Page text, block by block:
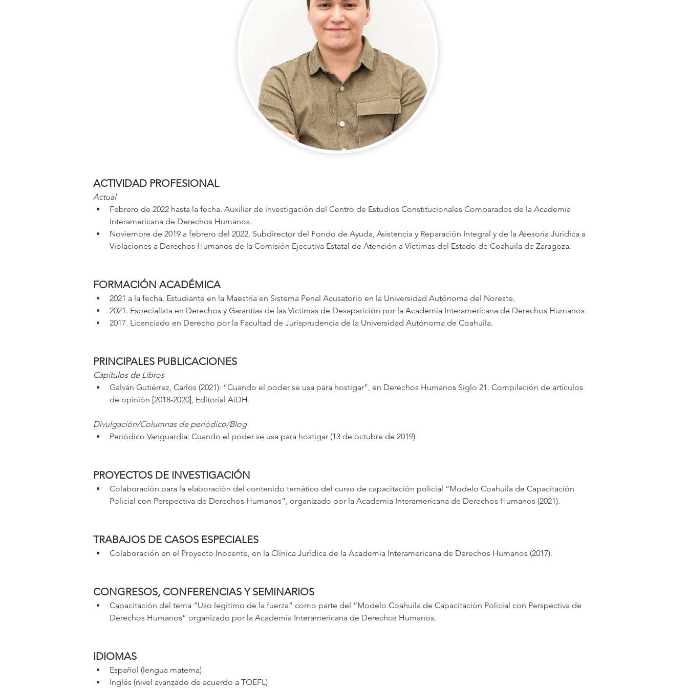
ACTIVIDAD PROFESIONAL
Actual
Febrero de 2022 hasta la fecha. Auxiliar de investigación del Centro de Estudios Constitucionales Comparados de la Academia
Interamericana de Derechos Humanos.
Noviembre de 2019 a febrero del 2022. Subdirector del Fondo de Ayuda, Asistencia y Reparación Integral y de la Asesoría Jurídica a
Violaciones a Derechos Humanos de la Comisión Ejecutiva Estatal de Atención a Víctimas del Estado de Coahuila de Zaragoza.
FORMACIÓN ACADÉMICA
2021 a la fecha. Estudiante en la Maestría en Sistema Penal Acusatorio en la Universidad Autónoma del Noreste.
2021. Especialista en Derechos y Garantías de las Víctimas de Desaparición por la Academia Interamericana de Derechos Humanos.
2017. Licenciado en Derecho por la Facultad de Jurisprudencia de la Universidad Autónoma de Coahuila.
PRINCIPALES PUBLICACIONES
Capítulos de Libros
Galván Gutiérrez, Carlos (2021): “Cuando el poder se usa para hostigar”, en Derechos Humanos Siglo 21. Compilación de artículos
de opinión [2018-2020], Editorial AiDH.
Divulgación/Columnas de periódico/Blog
Periódico Vanguardia: Cuando el poder se usa para hostigar (13 de octubre de 2019)
PROYECTOS DE INVESTIGACIÓN
Colaboración para la elaboración del contenido temático del curso de capacitación policial “Modelo Coahuila de Capacitación
Policial con Perspectiva de Derechos Humanos”, organizado por la Academia Interamericana de Derechos Humanos (2021).
TRABAJOS DE CASOS ESPECIALES
Colaboración en el Proyecto Inocente, en la Clínica Jurídica de la Academia Interamericana de Derechos Humanos (2017).
CONGRESOS, CONFERENCIAS Y SEMINARIOS
Capacitación del tema “Uso legítimo de la fuerza” como parte del “Modelo Coahuila de Capacitación Policial con Perspectiva de
Derechos Humanos” organizado por la Academia Interamericana de Derechos Humanos.
IDIOMAS
Español (lengua materna)
Inglés (nivel avanzado de acuerdo a TOEFL)